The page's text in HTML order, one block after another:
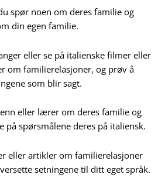
spør noen om deres familie og
din egen familie.
eller se på italienske filmer eller
om familierelasjoner, og prøv å
som blir sagt.
eller lærer om deres familie og
på spørsmålene deres på italiensk.
eller artikler om familierelasjoner
setningene til ditt eget språk.